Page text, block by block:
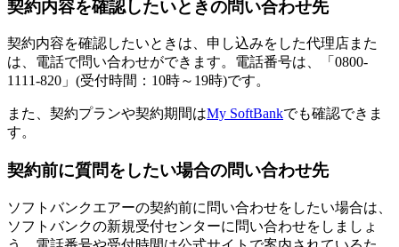
契約内容を確認したいときの問い合わせ先
契約内容を確認したいときは、申し込みをした代理店また
は、電話で問い合わせができます。電話番号は、「0800-
1111-820」(受付時間：10時～19時)です。
また、契約プランや契約期間はMy SoftBankでも確認できま
す。
契約前に質問をしたい場合の問い合わせ先
ソフトバンクエアーの契約前に問い合わせをしたい場合は、
ソフトバンクの新規受付センターに問い合わせをしましょ